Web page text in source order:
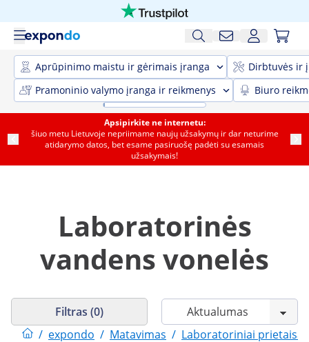
Aprūpinimo maistu ir gėrimais įranga
Dirbtuvės ir
Pramoninio valymo įranga ir reikmenys
Biuro
Apsipirkite ne internetu:
šiuo metu Lietuvoje nepriimame naujų užsakymų ir dar neturime
atidarymo datos, bet esame pasiruošę padėti su esamais
užsakymais!
Laboratorinės
vandens vonelės
/ expondo / Matavimas / Laboratoriniai prietaisai
Filtras (0)